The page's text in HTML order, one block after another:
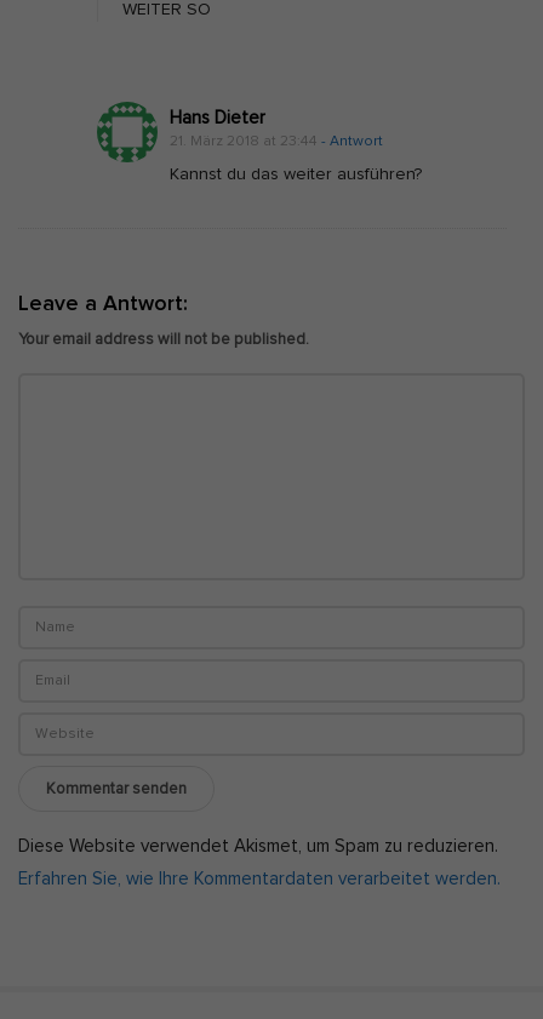
WEITER SO
Hans Dieter
21. März 2018 at 23:44 - Antwort
Kannst du das weiter ausführen?
Leave a Antwort:
Your email address will not be published.
Diese Website verwendet Akismet, um Spam zu reduzieren.
Erfahren Sie, wie Ihre Kommentardaten verarbeitet werden.